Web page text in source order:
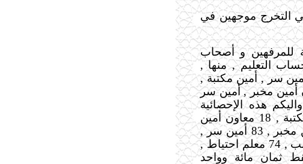
التخرج موجهين في
للمرفهين و أصحاب
التعليم , منها ,
سر , أمين مكتبة ,
أمين مخبر , أمين سر
هذه الإحصائية
الدقيقة : 92 معاون مدير , 94 أمين مكتبة , 18 معاون أمين
مكتبة , 39 أمين مخبر , 12 معاون أمين مخبر , 83 أمين سر ,
26 معاون أمين سر , 29 أمين سر حاسب , 74 معلم احتياط ,
مفرغ , المجموع 821 فقط ثمان مائة وواحد